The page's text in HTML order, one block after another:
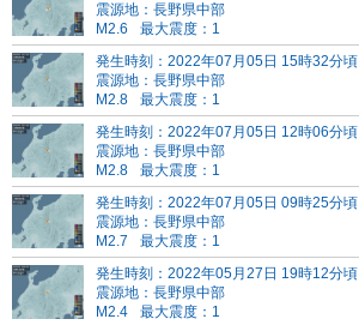
震源地：長野県中部
M2.6
最大震度：1
発生時刻：2022年07月05日 15時32分頃
震源地：長野県中部
M2.8
最大震度：1
発生時刻：2022年07月05日 12時06分頃
震源地：長野県中部
M2.8
最大震度：1
発生時刻：2022年07月05日 09時25分頃
震源地：長野県中部
M2.7
最大震度：1
発生時刻：2022年05月27日 19時12分頃
震源地：長野県中部
M2.4
最大震度：1